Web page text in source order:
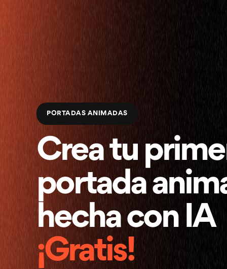
PORTADAS ANIMADAS
Crea tu
portada
hecha con IA
¡Gratis!